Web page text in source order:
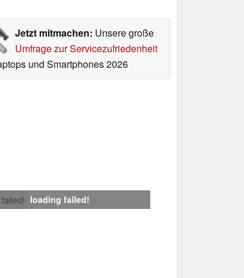
Jetzt mitmachen: Unsere große
Umfrage zur Servicezufriedenheit
und Smartphones 2026
loading failed!